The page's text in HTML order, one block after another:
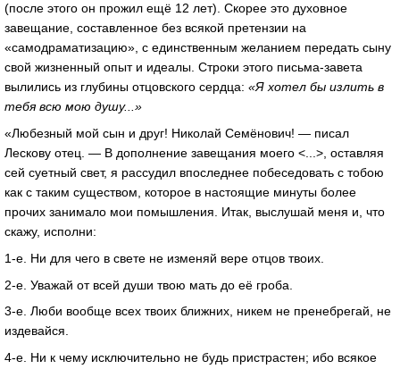
(после этого он прожил ещё 12 лет). Скорее это духовное
завещание, составленное без всякой претензии на
«самодраматизацию», с единственным желанием передать сыну
свой жизненный опыт и идеалы. Строки этого письма-завета
вылились из глубины отцовского сердца: «Я хотел бы излить в
тебя всю мою душу...»
«Любезный мой сын и друг! Николай Семёнович! — писал
Лескову отец. — В дополнение завещания моего <...>, оставляя
сей суетный свет, я рассудил впоследнее побеседовать с тобою
как с таким существом, которое в настоящие минуты более
прочих занимало мои помышления. Итак, выслушай меня и, что
скажу, исполни:
1-е. Ни для чего в свете не изменяй вере отцов твоих.
2-е. Уважай от всей души твою мать до её гроба.
3-е. Люби вообще всех твоих ближних, никем не пренебрегай, не
издевайся.
4-е. Ни к чему исключительно не будь пристрастен; ибо всякое